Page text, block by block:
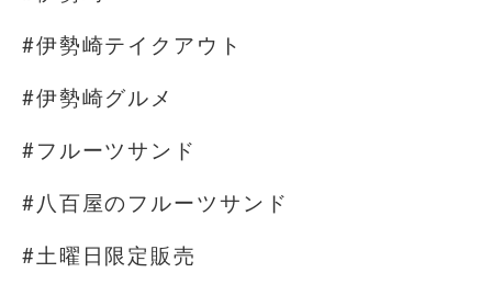
#伊勢崎テイクアウト
#伊勢崎グルメ
#フルーツサンド
#八百屋のフルーツサンド
#土曜日限定販売